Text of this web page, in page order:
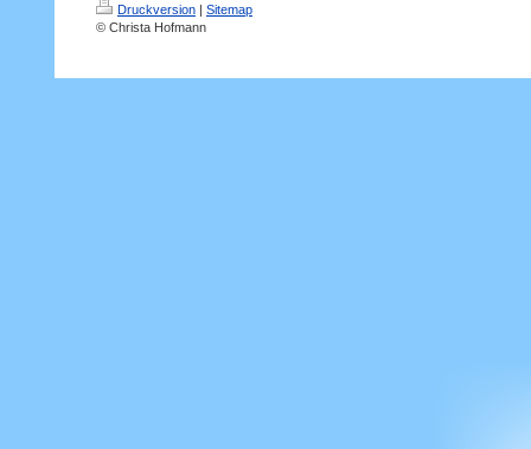
Druckversion | Sitemap
© Christa Hofmann